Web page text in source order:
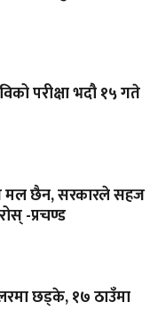
परीक्षा भदौ १५ गते
मल छैन, सरकारले सहज
-प्रचण्ड
छड्के, १७ ठाउँमा